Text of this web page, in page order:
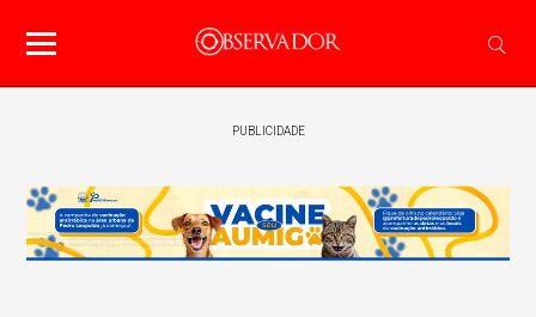
PUBLICIDADE